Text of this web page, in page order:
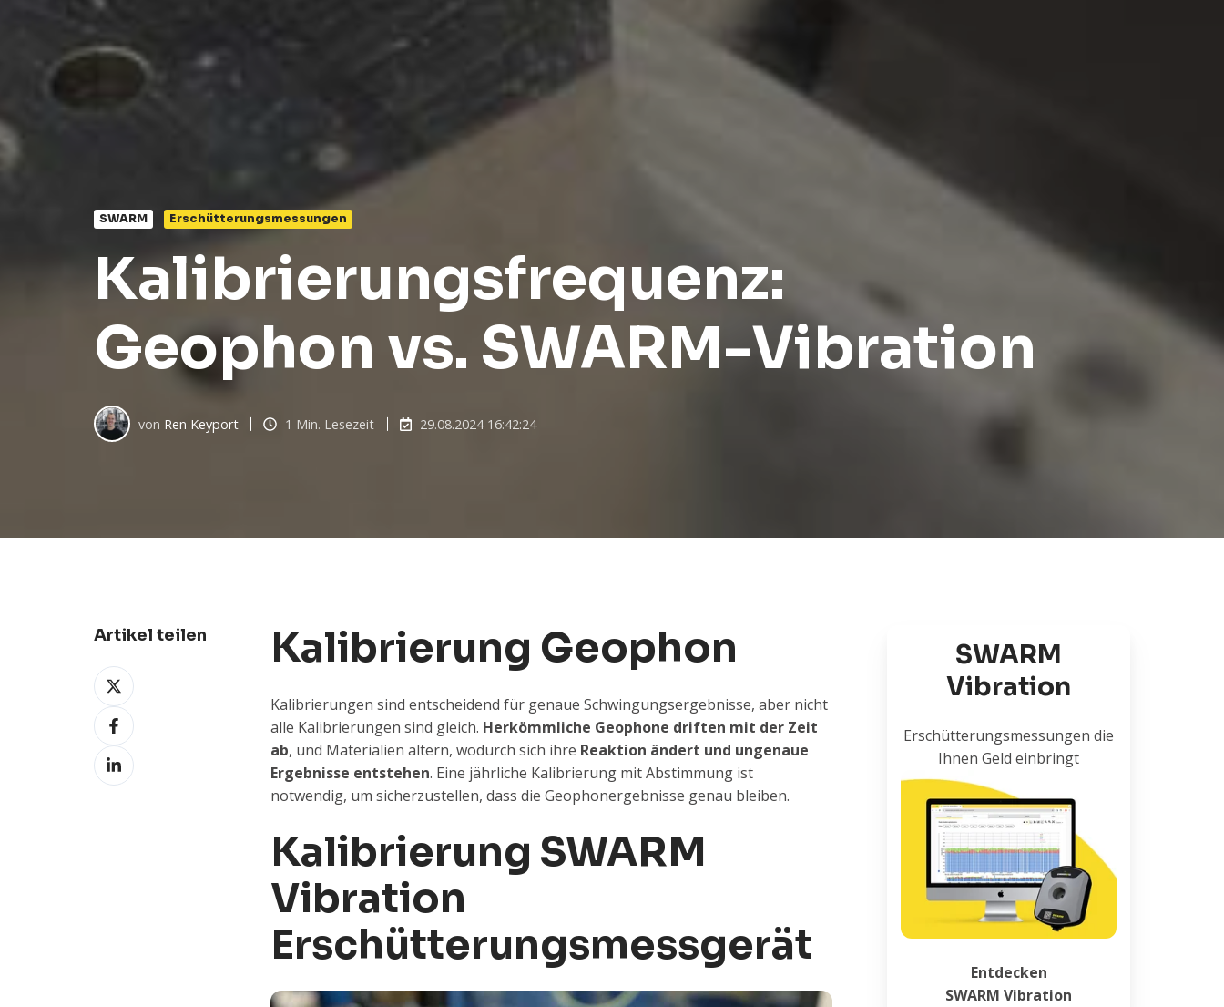
SWARM Erschütterungsmessungen
Kalibrierungsfrequenz:
Geophon vs. SWARM-Vibration
von Ren Keyport 1 Min. Lesezeit 29.08.2024 16:42:24
Kalibrierung Geophon
Kalibrierungen sind entscheidend für genaue Schwingungsergebnisse, aber nicht
alle Kalibrierungen sind gleich. Herkömmliche Geophone driften mit der Zeit
ab, und Materialien altern, wodurch sich ihre Reaktion ändert und ungenaue
Ergebnisse entstehen. Eine jährliche Kalibrierung mit Abstimmung ist
notwendig, um sicherzustellen, dass die Geophonergebnisse genau bleiben.
Kalibrierung SWARM
Vibration
Erschütterungsmessgerät
SWARM
Vibration
Erschütterungsmessungendie
Ihnen Geld einbringt
Entdecken
SWARM Vibration
Artikel teilen
Weiterleiten
X
Weiterleiten
Facebook
Weiterleiten
LinkedIn